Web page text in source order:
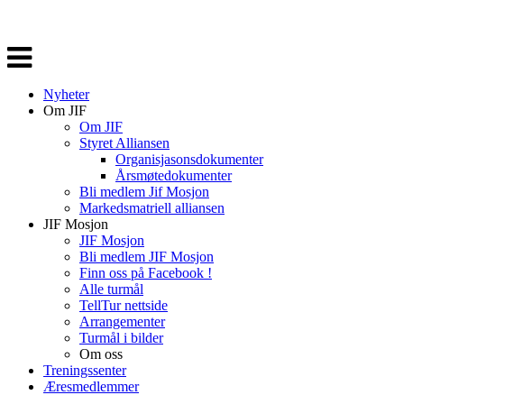
Veksle
navigasjon
Nyheter
Om JIF
Om JIF
Styret Alliansen
Organisjasonsdokumenter
Årsmøtedokumenter
Bli medlem Jif Mosjon
Markedsmatriell alliansen
JIF Mosjon
JIF Mosjon
Bli medlem JIF Mosjon
Finn oss på Facebook !
Alle turmål
TellTur nettside
Arrangementer
Turmål i bilder
Om oss
Treningssenter
Æresmedlemmer